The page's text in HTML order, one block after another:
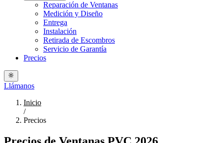
Reparación de Ventanas
Medición y Diseño
Entrega
Instalación
Retirada de Escombros
Servicio de Garantía
Precios
Llámanos
Inicio
/
Precios